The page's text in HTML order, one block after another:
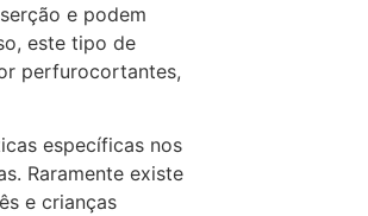
e podem
este tipo de
perfurocortantes,
específicas nos
Raramente existe
e crianças